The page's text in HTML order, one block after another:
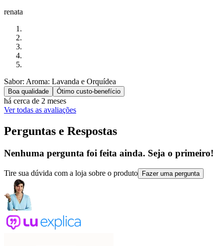
renata
Sabor: Aroma: Lavanda e Orquídea
Boa qualidade Ótimo custo-benefício
há cerca de 2 meses
Ver todas as avaliações
Perguntas e Respostas
Nenhuma pergunta foi feita ainda. Seja o primeiro!
Tire sua dúvida com a loja sobre o produto Fazer uma pergunta